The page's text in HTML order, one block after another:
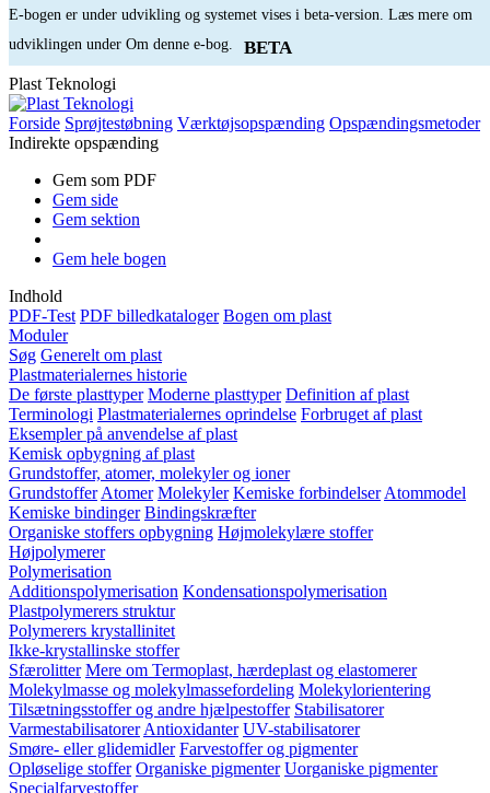
E-bogen er under udvikling og systemet vises i beta-version. Læs mere om
udviklingen under Om denne e-bog.
BETA
Plast Teknologi
Forside Sprøjtestøbning Værktøjsopspænding Opspændingsmetoder
Indirekte opspænding
Gem som PDF
Gem side
Gem sektion
Gem hele bogen
Indhold
PDF-Test PDF billedkataloger Bogen om plast
Moduler
Søg Generelt om plast
Plastmaterialernes historie
De første plasttyper Moderne plasttyper Definition af plast
Terminologi Plastmaterialernes oprindelse Forbruget af plast
Eksempler på anvendelse af plast
Kemisk opbygning af plast
Grundstoffer, atomer, molekyler og ioner
Grundstoffer Atomer Molekyler Kemiske forbindelser Atommodel
Kemiske bindinger Bindingskræfter
Organiske stoffers opbygning Højmolekylære stoffer
Højpolymerer
Polymerisation
Additionspolymerisation Kondensationspolymerisation
Plastpolymerers struktur
Polymerers krystallinitet
Ikke-krystallinske stoffer
Sfærolitter Mere om Termoplast, hærdeplast og elastomerer
Molekylmasse og molekylmassefordeling Molekylorientering
Tilsætningsstoffer og andre hjælpestoffer Stabilisatorer
Varmestabilisatorer Antioxidanter UV-stabilisatorer
Smøre- eller glidemidler Farvestoffer og pigmenter
Opløselige stoffer Organiske pigmenter Uorganiske pigmenter
Specialfarvestoffer